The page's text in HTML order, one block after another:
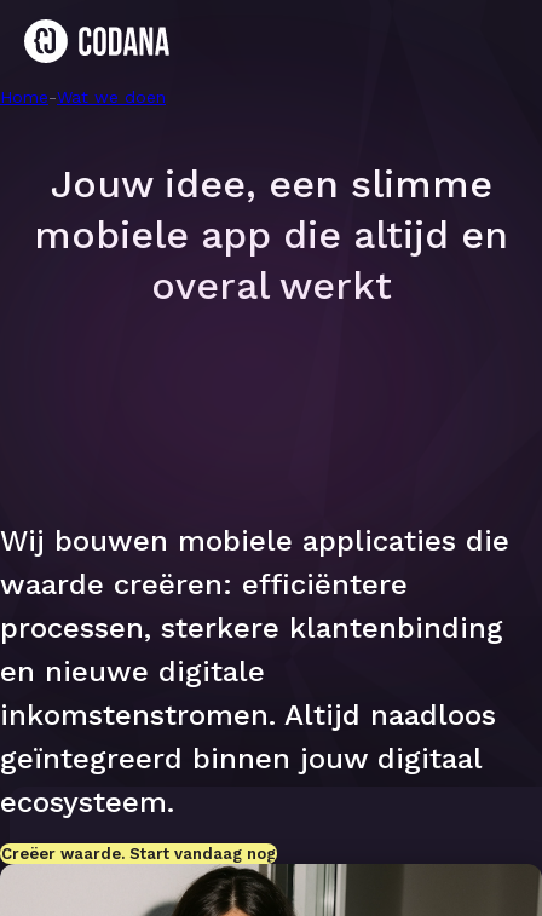
Home-Wat we doen
-
Mobiele apps
Jouw idee, een slimme
mobiele app die altijd en
overal werkt
Wij bouwen mobiele applicaties die
waarde creëren: efficiëntere
processen, sterkere klantenbinding
en nieuwe digitale
inkomstenstromen. Altijd naadloos
geïntegreerd binnen jouw digitaal
ecosysteem.
Creëer waarde. Start vandaag nog